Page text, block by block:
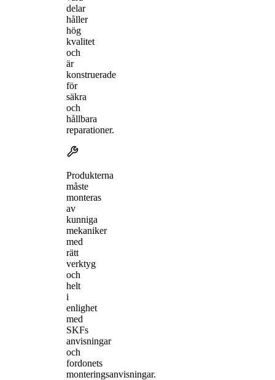
delar
håller
hög
kvalitet
och
är
konstruerade
för
säkra
och
hållbara
reparationer.
Produkterna
måste
monteras
av
kunniga
mekaniker
med
rätt
verktyg
och
helt
i
enlighet
med
SKFs
anvisningar
och
fordonets
monteringsanvisningar.